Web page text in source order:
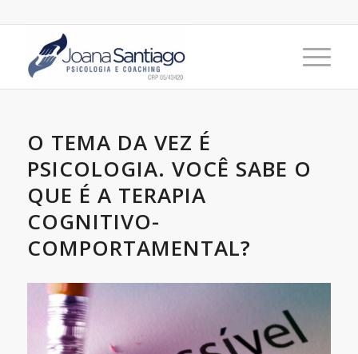
O TEMA DA VEZ É
PSICOLOGIA. VOCÊ SABE O
QUE É A TERAPIA
COGNITIVO-
COMPORTAMENTAL?